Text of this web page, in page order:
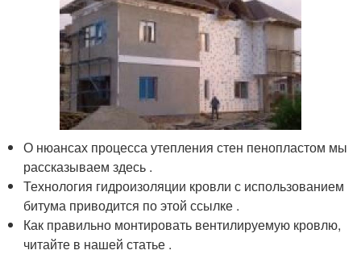
О нюансах процесса утепления стен пенопластом мы
рассказываем здесь .
Технология гидроизоляции кровли с использованием
битума приводится по этой ссылке .
Как правильно монтировать вентилируемую кровлю,
читайте в нашей статье .